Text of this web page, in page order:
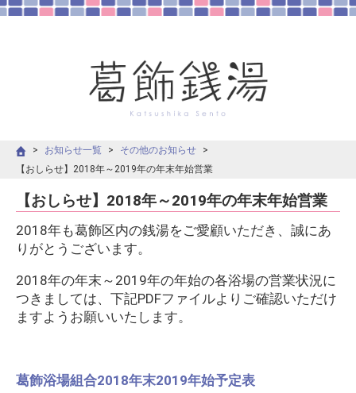
お知らせ一覧
その他のお知らせ
【おしらせ】2018年～2019年の年末年始営業
【おしらせ】2018年～2019年の年末年始営業
2018年も葛飾区内の銭湯をご愛顧いただき、誠にあ
りがとうございます。
2018年の年末～2019年の年始の各浴場の営業状況に
つきましては、下記PDFファイルよりご確認いただけ
ますようお願いいたします。
葛飾浴場組合2018年末2019年始予定表